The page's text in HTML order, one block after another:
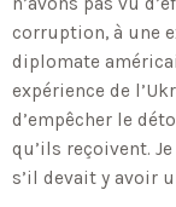
corruption, à une
diplomate
expérience de
d’empêcher le
qu’ils reçoivent.
s’il devait y avoir